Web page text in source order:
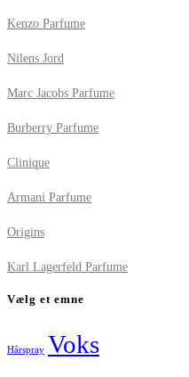
Kenzo Parfume
Nilens Jord
Marc Jacobs Parfume
Burberry Parfume
Clinique
Armani Parfume
Origins
Karl Lagerfeld Parfume
Vælg et emne
Hårspray Voks